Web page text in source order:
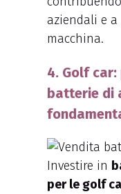
aziendali e
macchina.
4. Golf
batterie di
Investire in
per le golf